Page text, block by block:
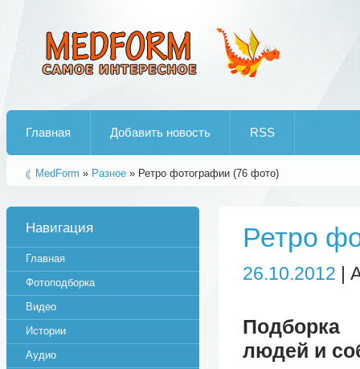
Главная Добавить новость RSS
MedForm » Разное » Ретро фотографии (76 фото)
Ретро
26.10.2012 |
Подборка
людей и
Навигация
Главная
Фотоподборка
Видео
Истории
Аудио